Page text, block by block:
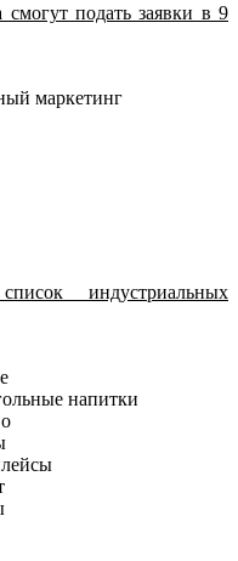
смогут подать заявки в 9
маркетинг
индустриальных
напитки